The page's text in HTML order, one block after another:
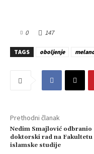
0 147
TAGS oboljenje
Prethodni članak
Nedim Smajlović odbranio
doktorski rad na Fakultetu
islamske studije